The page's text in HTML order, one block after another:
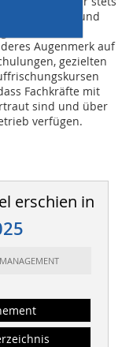
reibungslos und
moderner
Augenmerk auf
gezielten
Fachkräfte mit
sind und über
verfügen.
erschien in